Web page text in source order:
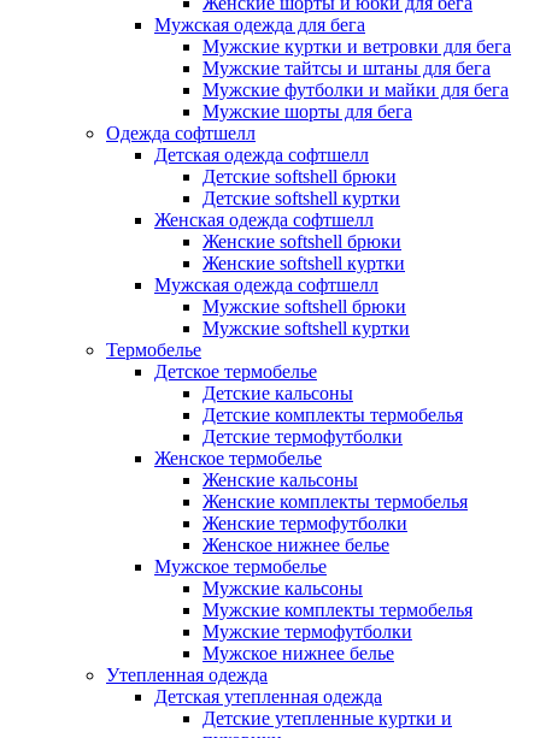
Мужская одежда для бега
Мужские куртки и ветровки для бега
Мужские тайтсы и штаны для бега
Мужские футболки и майки для бега
Мужские шорты для бега
Одежда софтшелл
Детская одежда софтшелл
Детские softshell брюки
Детские softshell куртки
Женская одежда софтшелл
Женские softshell брюки
Женские softshell куртки
Мужская одежда софтшелл
Мужские softshell брюки
Мужские softshell куртки
Термобелье
Детское термобелье
Детские кальсоны
Детские комплекты термобелья
Детские термофутболки
Женское термобелье
Женские кальсоны
Женские комплекты термобелья
Женские термофутболки
Женское нижнее белье
Мужское термобелье
Мужские кальсоны
Мужские комплекты термобелья
Мужские термофутболки
Мужское нижнее белье
Утепленная одежда
Детская утепленная одежда
Детские утепленные куртки и